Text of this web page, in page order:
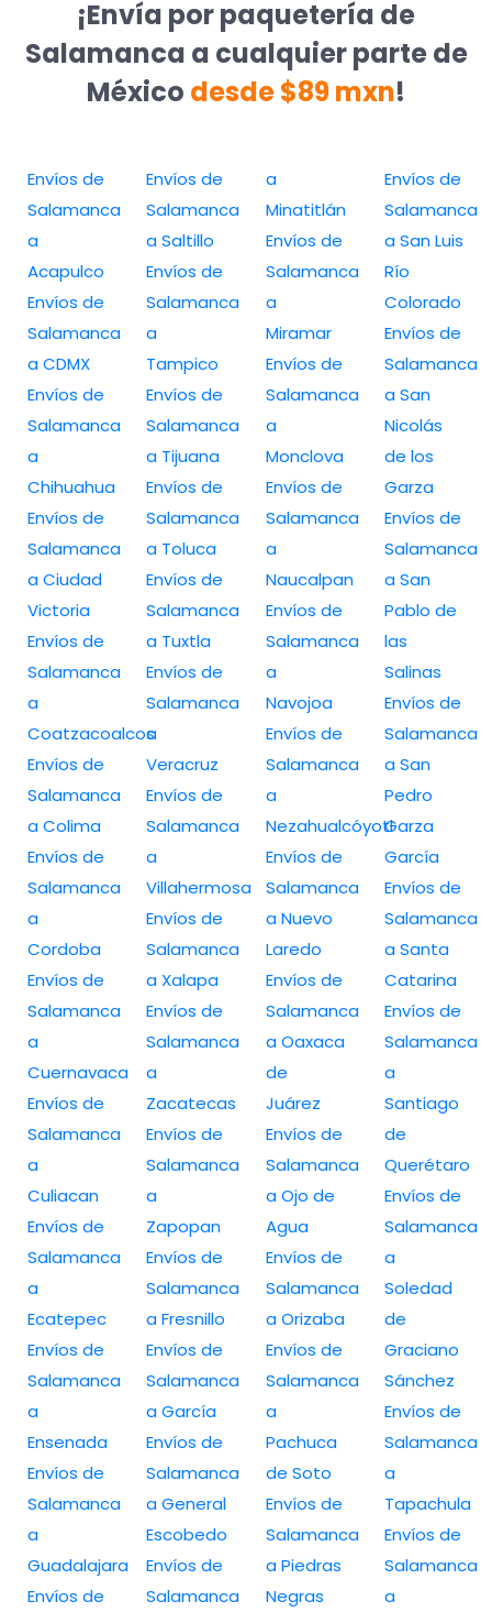
¡Envía por paquetería de
Salamanca a cualquier parte de
México desde $89 mxn!
Envíos de
Salamanca
a
Acapulco
Envíos de
Salamanca
a CDMX
Envíos de
Salamanca
a
Chihuahua
Envíos de
Salamanca
a Ciudad
Victoria
Envíos de
Salamanca
a
Coatzacoalcos
Envíos de
Salamanca
a Colima
Envíos de
Salamanca
a
Cordoba
Envíos de
Salamanca
a
Cuernavaca
Envíos de
Salamanca
a
Culiacan
Envíos de
Salamanca
a
Ecatepec
Envíos de
Salamanca
a
Ensenada
Envíos de
Salamanca
a
Guadalajara
Envíos de
Envíos de
Salamanca
a Saltillo
Envíos de
Salamanca
a
Tampico
Envíos de
Salamanca
a Tijuana
Envíos de
Salamanca
a Toluca
Envíos de
Salamanca
a Tuxtla
Envíos de
Salamanca
a
Veracruz
Envíos de
Salamanca
a
Villahermosa
Envíos de
Salamanca
a Xalapa
Envíos de
Salamanca
a
Zacatecas
Envíos de
Salamanca
a
Zapopan
Envíos de
Salamanca
a Fresnillo
Envíos de
Salamanca
a García
Envíos de
Salamanca
a General
Escobedo
Envíos de
Salamanca
a
Minatitlán
Envíos de
Salamanca
a
Miramar
Envíos de
Salamanca
a
Monclova
Envíos de
Salamanca
a
Naucalpan
Envíos de
Salamanca
a
Navojoa
Envíos de
Salamanca
a
Nezahualcóyotl
Envíos de
Salamanca
a Nuevo
Laredo
Envíos de
Salamanca
a Oaxaca
de
Juárez
Envíos de
Salamanca
a Ojo de
Agua
Envíos de
Salamanca
a Orizaba
Envíos de
Salamanca
a
Pachuca
de Soto
Envíos de
Salamanca
a Piedras
Negras
Envíos de
Salamanca
a San Luis
Río
Colorado
Envíos de
Salamanca
a San
Nicolás
de los
Garza
Envíos de
Salamanca
a San
Pablo de
las
Salinas
Envíos de
Salamanca
a San
Pedro
Garza
García
Envíos de
Salamanca
a Santa
Catarina
Envíos de
Salamanca
a
Santiago
de
Querétaro
Envíos de
Salamanca
a
Soledad
de
Graciano
Sánchez
Envíos de
Salamanca
a
Tapachula
Envíos de
Salamanca
a